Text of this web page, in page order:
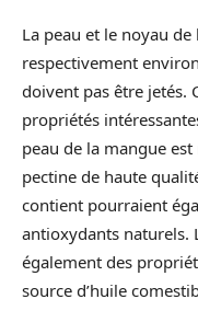
La peau et le noyau
respectivement
doivent pas être jetés.
propriétés
peau de la mangue
pectine de haute
contient pourraient
antioxydants naturels.
également des
source d’huile